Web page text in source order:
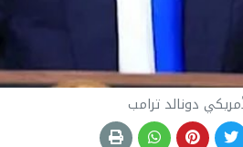
دونالد ترامب